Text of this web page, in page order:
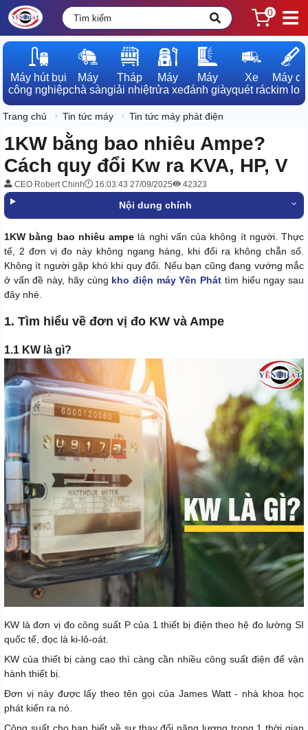
0
Máy hút bụi
công nghiệp
Máy
chà sàn
Tháp
giải nhiệt
Máy
rửa xe
Máy
đánh giày
Xe
quét rác
Máy dò
kim loại
Trang chủ Tin tức máy Tin tức máy phát điện
1KW bằng bao nhiêu Ampe?
Cách quy đổi Kw ra KVA, HP, V
CEO Robert Chinh 16:03:43 27/09/2025 42323
Nội dung chính
1KW bằng bao nhiêu ampe là nghi vấn của không ít người. Thực
tế, 2 đơn vị đo này không ngang hàng, khi đổi ra không chẵn số.
Không ít người gặp khó khi quy đổi. Nếu bạn cũng đang vướng mắc
ở vấn đề này, hãy cùng kho điện máy Yên Phát tìm hiểu ngay sau
đây nhé.
1. Tìm hiểu về đơn vị đo KW và Ampe
1.1 KW là gì?
KW là đơn vị đo công suất P của 1 thiết bị điện theo hệ đo lường SI
quốc tế, đọc là ki-lô-oát.
KW của thiết bị càng cao thì càng cần nhiều công suất điện để vận
hành thiết bị.
Đơn vị này được lấy theo tên gọi của James Watt - nhà khoa học
phát kiến ra nó.